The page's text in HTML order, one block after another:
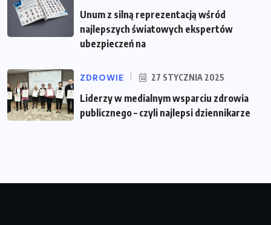
Unum z silną reprezentacją wśród
najlepszych światowych ekspertów
ubezpieczeń na
ZDROWIE 27 STYCZNIA 2025
Liderzy w medialnym wsparciu zdrowia
publicznego – czyli najlepsi dziennikarze